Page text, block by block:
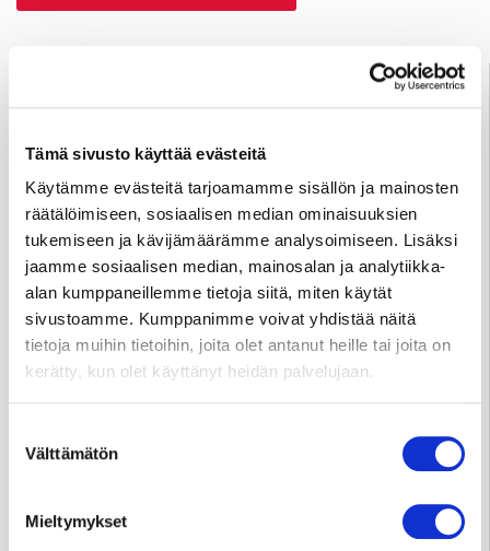
Tämä sivusto käyttää evästeitä
Käytämme evästeitä tarjoamamme sisällön ja mainosten
räätälöimiseen, sosiaalisen median ominaisuuksien
tukemiseen ja kävijämäärämme analysoimiseen. Lisäksi
jaamme sosiaalisen median, mainosalan ja analytiikka-
alan kumppaneillemme tietoja siitä, miten käytät
sivustoamme. Kumppanimme voivat yhdistää näitä
tietoja muihin tietoihin, joita olet antanut heille tai joita on
kerätty, kun olet käyttänyt heidän palvelujaan.
valinta
Välttämätön
Mieltymykset
Arkisin klo 7.30–15
info@sydansairaala.fi
Jos haluat perua ajan tai sinulla on kysyttävää hoitoosi
liittyen, ota yhteyttä puhelimitse sinua hoitavaan
yksikköön.
Yksityisvastaanottojen ajanvaraus ja tiedustelut
Tampere p.050 573 6875
Huom. Matkapuhelinnumeroihin ei voi lähettää